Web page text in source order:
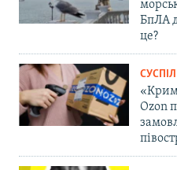
БпЛА
це?
«Крим
Ozon